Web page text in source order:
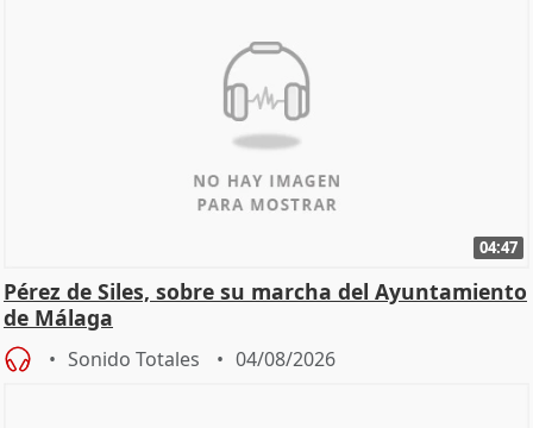
04:47
Pérez de Siles, sobre su marcha del Ayuntamiento
de Málaga
Sonido Totales 04/08/2026